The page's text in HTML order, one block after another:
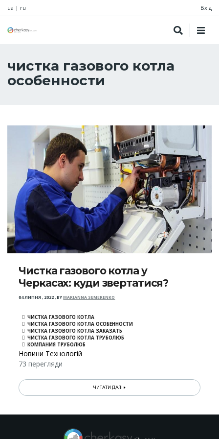
ua | ru Вхід
чистка газового котла
особенности
Чистка газового котла у
Черкасах: куди звертатися?
04 ЛИПНЯ , 2022,BYMARIANNA SEMERENKO
ЧИСТКА ГАЗОВОГО КОТЛА
ЧИСТКА ГАЗОВОГО КОТЛА ОСОБЕННОСТИ
ЧИСТКА ГАЗОВОГО КОТЛА ЗАКАЗАТЬ
ЧИСТКА ГАЗОВОГО КОТЛА ТРУБОЛЮБ
КОМПАНИЯ ТРУБОЛЮБ
Новини Технологій
73 перегляди
ЧИТАТИ ДАЛІ